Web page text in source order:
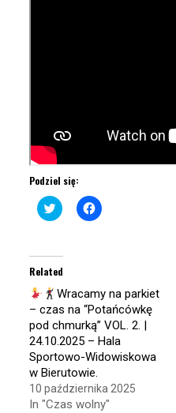
Podziel się:
Click
to
(Opens
in
new
window)
Click
to
window)
Related
Wracamy na parkiet
– czas na “Potańcówkę
pod chmurką” VOL. 2. |
24.10.2025 – Hala
Sportowo-Widowiskowa
w Bierutowie.
10 października 2025
In "Czas wolny"